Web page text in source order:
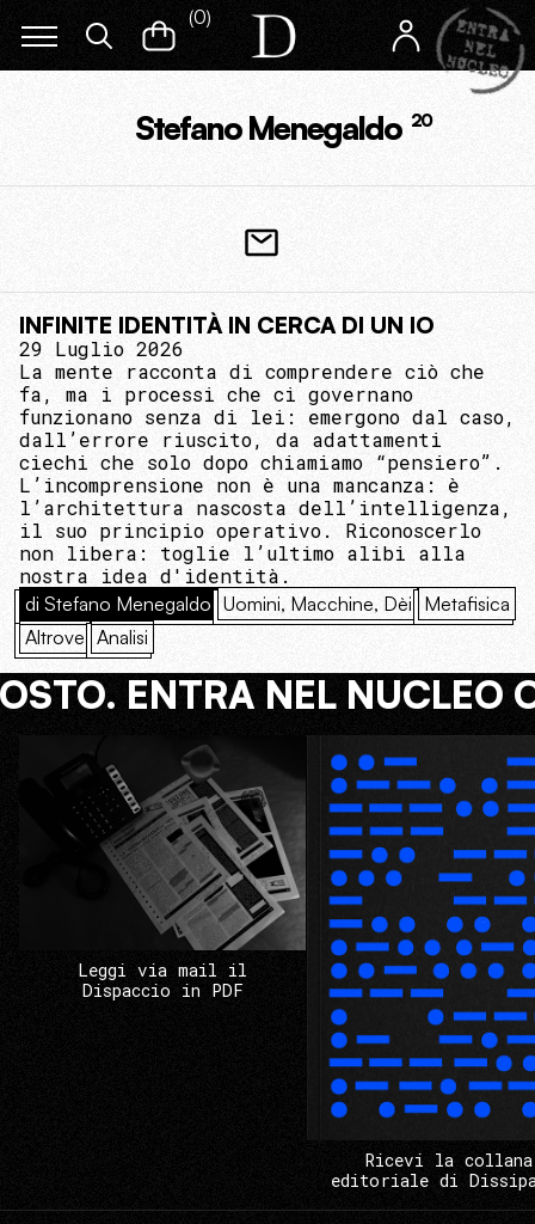
(0)
Stefano Menegaldo 20
INFINITE IDENTITÀ IN CERCA DI UN IO
29 Luglio 2026
La mente racconta di comprendere ciò che
fa, ma i processi che ci governano
funzionano senza di lei: emergono dal caso,
dall’errore riuscito, da adattamenti
ciechi che solo dopo chiamiamo “pensiero”.
L’incomprensione non è una mancanza: è
l’architettura nascosta dell’intelligenza,
il suo principio operativo. Riconoscerlo
non libera: toglie l’ultimo alibi alla
nostra idea d'identità.
di Stefano Menegaldo Uomini, Macchine, Dèi Metafisica
Altrove Analisi
ENTRA NEL NUCLEO
Leggi via mail il
Dispaccio in PDF
Ricevi la collana
editoriale di